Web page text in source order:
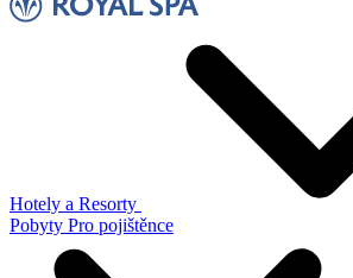
Hotely a Resorty
Pobyty Pro pojištěnce